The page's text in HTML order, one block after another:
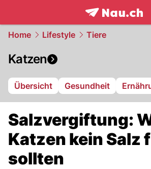
frontpage.
Home Lifestyle Tiere
Katzen
Übersicht Gesundheit
Salzvergiftung:
Katzen kein Salz
sollten